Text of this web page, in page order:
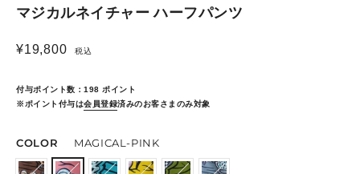
マジカルネイチャー ハーフパンツ
Regular
¥19,800 税込
付与ポイント数： 198 ポイント
※ポイント付与は会員登録済みのお客さまのみ対象
COLOR MAGICAL-PINK